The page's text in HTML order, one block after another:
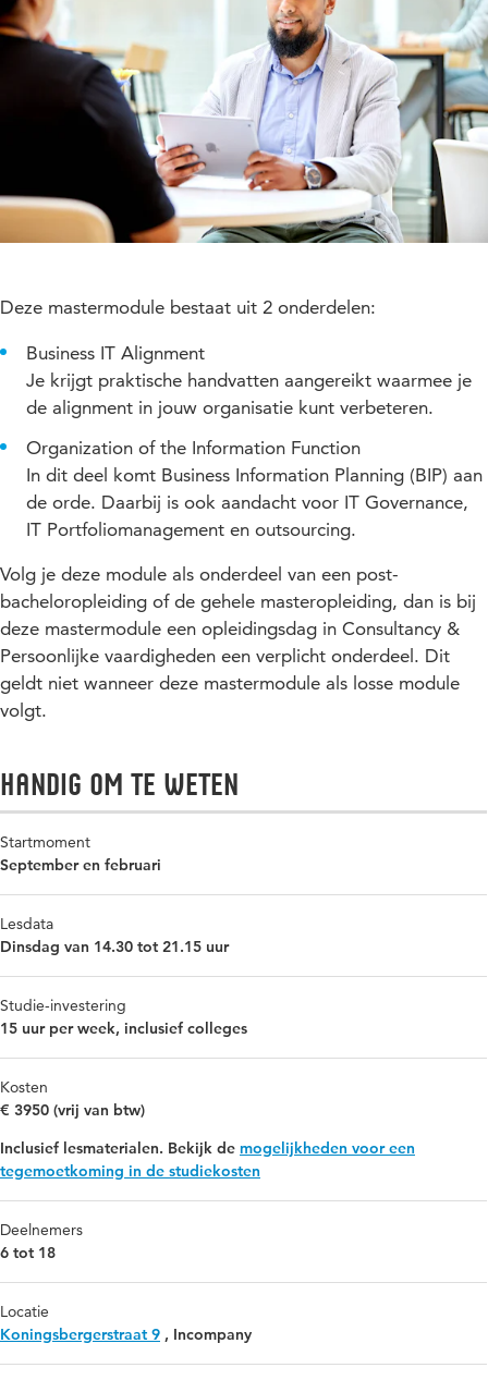
Deze mastermodule bestaat uit 2 onderdelen:
Business IT Alignment
Je krijgt praktische handvatten aangereikt waarmee je
de alignment in jouw organisatie kunt verbeteren.
Organization of the Information Function
In dit deel komt Business Information Planning (BIP) aan
de orde. Daarbij is ook aandacht voor IT Governance,
IT Portfoliomanagement en outsourcing.
Volg je deze module als onderdeel van een post-
bacheloropleiding of de gehele masteropleiding, dan is bij
deze mastermodule een opleidingsdag in Consultancy &
Persoonlijke vaardigheden een verplicht onderdeel. Dit
geldt niet wanneer deze mastermodule als losse module
volgt.
Handig om te weten
Startmoment
September en februari
Lesdata
Dinsdag van 14.30 tot 21.15 uur
Studie-investering
15 uur per week, inclusief colleges
Kosten
€ 3950 (vrij van btw)
Inclusief lesmaterialen. Bekijk de mogelijkheden voor een
tegemoetkoming in de studiekosten
Deelnemers
6 tot 18
Locatie
Koningsbergerstraat 9 , Incompany